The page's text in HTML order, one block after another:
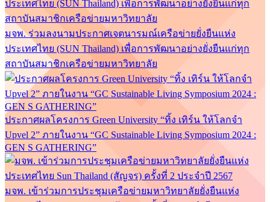
มจพ. ร่วมลงนามประกาศเจตนารมณ์เครือข่ายยั่งยืนแห่ง
ประเทศไทย (SUN Thailand) เพื่อการพัฒนาอย่างยั่งยืนแก่ทุก
สถาบันสมาชิกเครือข่ายมหาวิทยาลัย
ประกาศผลโครงการ Green University “ทิ้ง เทิร์น ให้โลกจำ
Upvel 2” ภายในงาน “GC Sustainable Living Symposium 2024 :
GEN S GATHERING”
มจพ. เข้าร่วมการประชุมเครือข่ายมหาวิทยาลัยยั่งยืนแห่ง